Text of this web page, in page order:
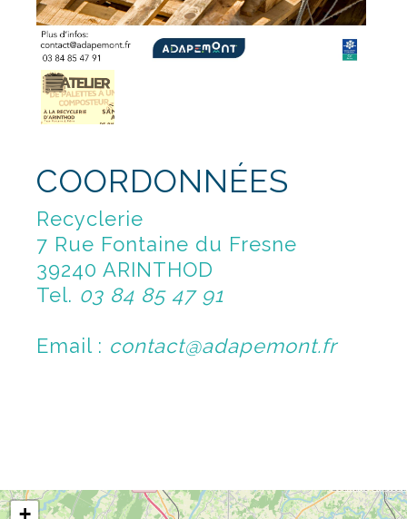
COORDONNÉES
Recyclerie
7 Rue Fontaine du Fresne
39240 ARINTHOD
Tel. 03 84 85 47 91
Email : contact@adapemont.fr
+